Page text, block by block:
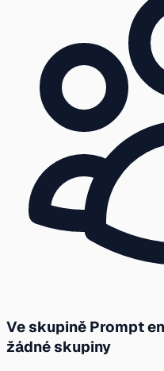
Ve skupině Prompt
žádné skupiny